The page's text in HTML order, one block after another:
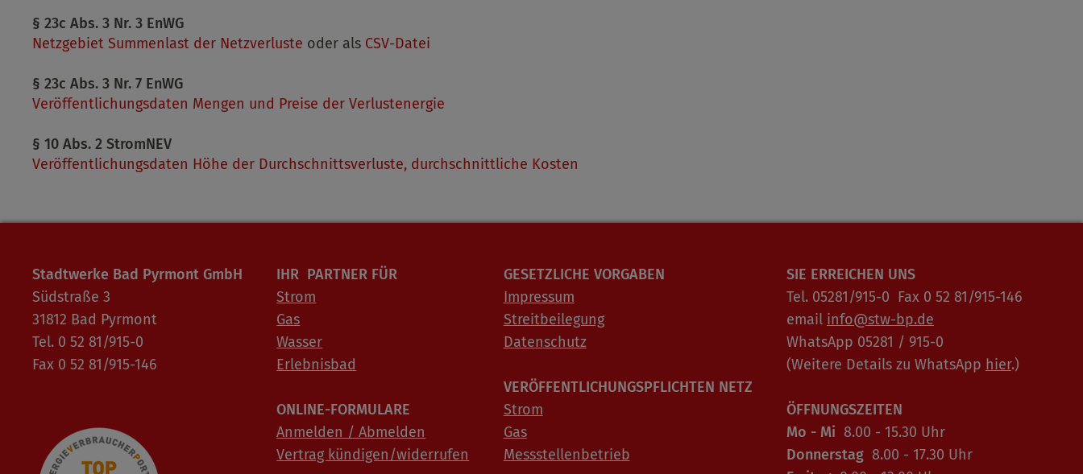
§ 23c Abs. 3 Nr. 3 EnWG
Netzgebiet Summenlast der Netzverluste oder als CSV-Datei
§ 23c Abs. 3 Nr. 7 EnWG
Veröffentlichungsdaten Mengen und Preise der Verlustenergie
§ 10 Abs. 2 StromNEV
Veröffentlichungsdaten Höhe der Durchschnittsverluste, durchschnittliche Kosten
Stadtwerke Bad Pyrmont GmbH
Südstraße 3
31812 Bad Pyrmont
Tel. 0 52 81/915-0
Fax 0 52 81/915-146
IHR PARTNER FÜR
Strom
Gas
Wasser
Erlebnisbad
ONLINE-FORMULARE
Anmelden / Abmelden
Vertrag kündigen/widerrufen
GESETZLICHE VORGABEN
Impressum
Streitbeilegung
Datenschutz
VERÖFFENTLICHUNGSPFLICHTEN NETZ
Strom
Gas
Messstellenbetrieb
SIE ERREICHEN UNS
Tel. 05281/915-0 Fax 0 52 81/915-146
email info@stw-bp.de
WhatsApp 05281 / 915-0
(Weitere Details zu WhatsApp hier.)
ÖFFNUNGSZEITEN
Mo - Mi 8.00 - 15.30 Uhr
Donnerstag8.00 - 17.30 Uhr